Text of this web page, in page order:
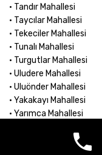
• Tandır Mahallesi
• Taycılar Mahallesi
• Tekeciler Mahallesi
• Tunalı Mahallesi
• Turgutlar Mahallesi
• Uludere Mahallesi
• Uluönder Mahallesi
• Yakakayı Mahallesi
• Yarımca Mahallesi
• Yenibağlar Mahallesi